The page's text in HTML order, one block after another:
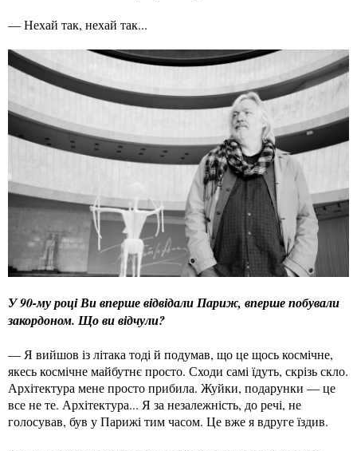
— Нехай так, нехай так...
У 90-му році Ви вперше відвідали Париж, вперше побували
закордоном. Що ви відчули?
— Я вийшов із літака тоді й подумав, що це щось космічне,
якесь космічне майбутнє просто. Сходи самі їдуть, скрізь скло.
Архітектура мене просто прибила. Жуйки, подарунки — це
все не те. Архітектура... Я за незалежність, до речі, не
голосував, був у Парижі тим часом. Це вже я вдруге їздив.